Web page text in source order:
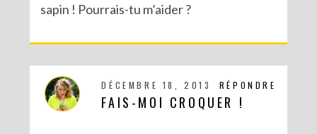
sapin ! Pourrais-tu m’aider ?
RÉPONDRE
DÉCEMBRE 18, 2013
FAIS-MOI CROQUER !